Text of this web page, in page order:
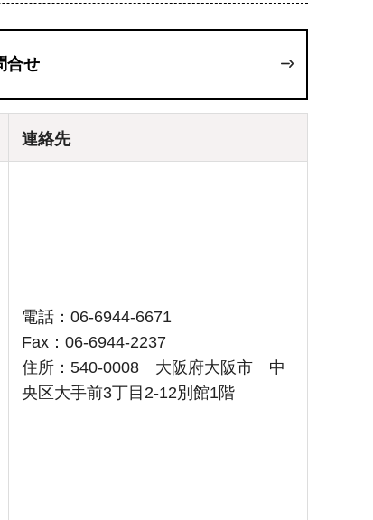
合せ
連絡先
電話：06-6944-6671
Fax：06-6944-2237
住所：540-0008 大阪府大阪市 中
央区大手前3丁目2-12別館1階